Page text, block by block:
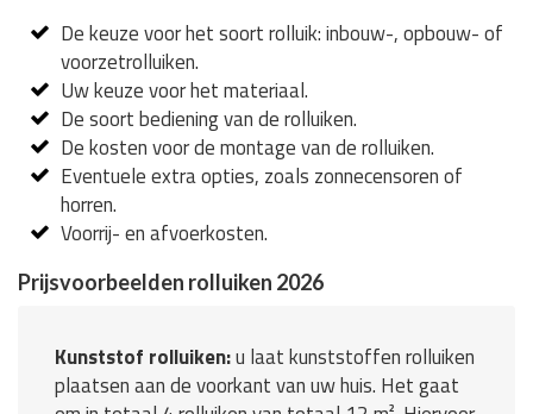
De keuze voor het soort rolluik: inbouw-, opbouw- of
voorzetrolluiken.
Uw keuze voor het materiaal.
De soort bediening van de rolluiken.
De kosten voor de montage van de rolluiken.
Eventuele extra opties, zoals zonnecensoren of
horren.
Voorrij- en afvoerkosten.
Prijsvoorbeelden rolluiken 2026
Kunststof rolluiken:u laat kunststoffen rolluiken
plaatsen aan de voorkant van uw huis. Het gaat